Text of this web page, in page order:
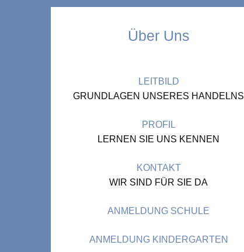
Über Uns
LEITBILD
GRUNDLAGEN UNSERES HANDELNS
PROFIL
LERNEN SIE UNS KENNEN
KONTAKT
WIR SIND FÜR SIE DA
ANMELDUNG SCHULE
ANMELDUNG KINDERGARTEN